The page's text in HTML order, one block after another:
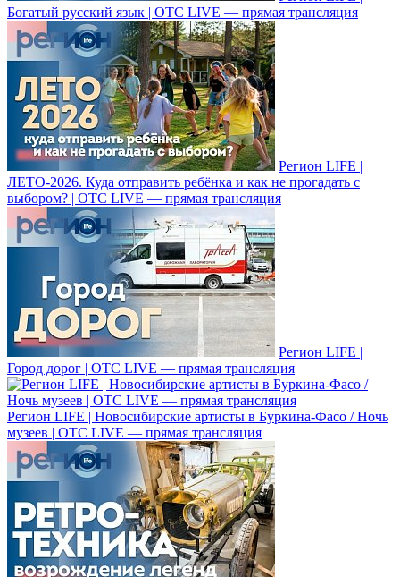
Богатый русский язык | ОТС LIVE — прямая трансляция
Регион LIFE |
ЛЕТО-2026. Куда отправить ребёнка и как не прогадать с
выбором? | ОТС LIVE — прямая трансляция
Регион LIFE |
Город дорог | ОТС LIVE — прямая трансляция
Регион LIFE | Новосибирские артисты в Буркина-Фасо / Ночь
музеев | ОТС LIVE — прямая трансляция